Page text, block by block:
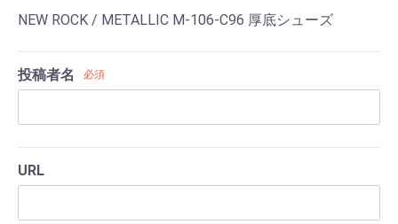
NEW ROCK / METALLIC M-106-C96 厚底シューズ
投稿者名 必須
URL